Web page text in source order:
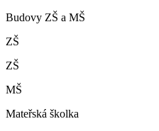
Budovy ZŠ a MŠ
ZŠ
ZŠ
MŠ
Mateřská školka